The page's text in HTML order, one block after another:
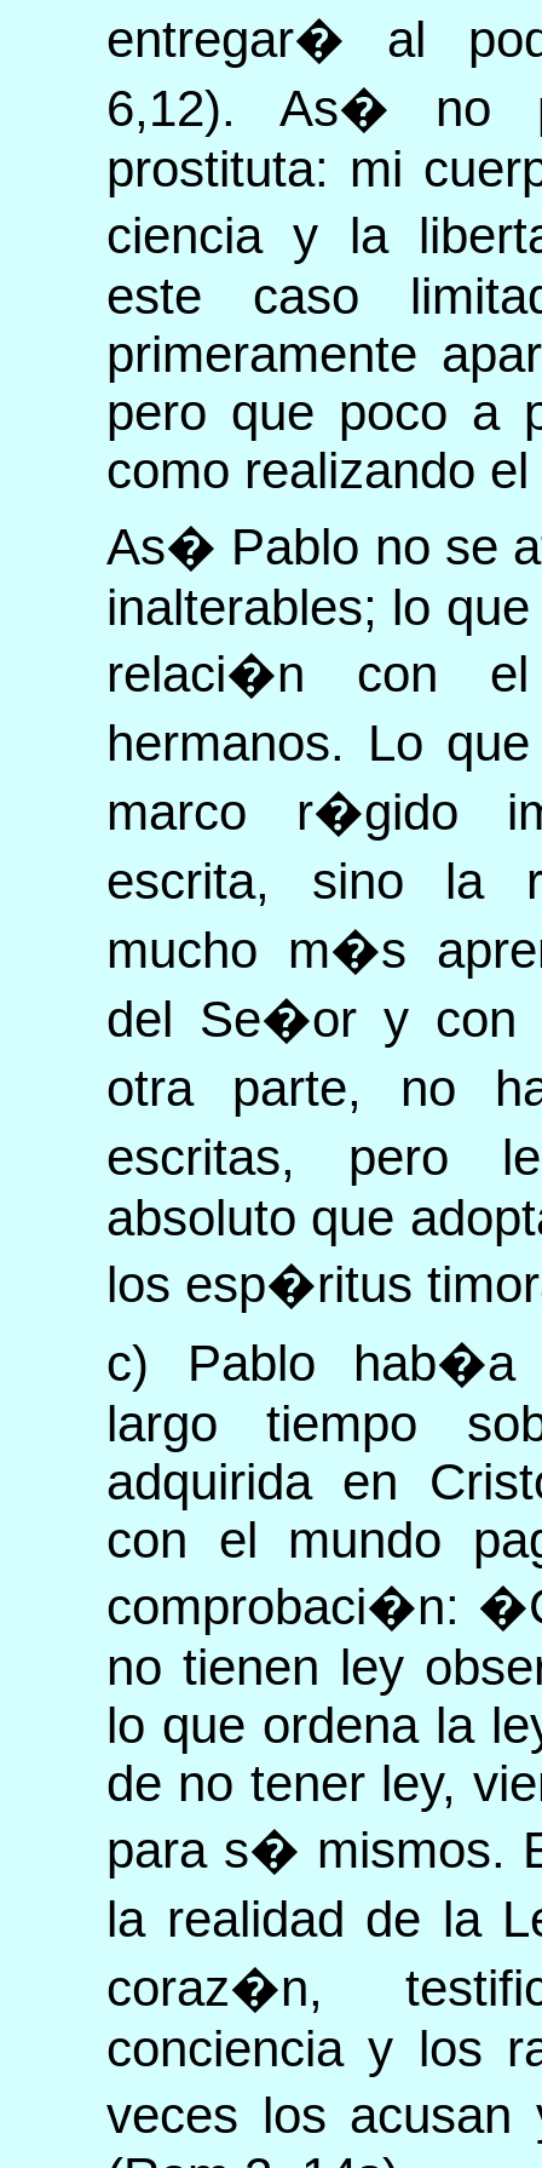
entregar� al
6,12). As� no
prostituta: mi
ciencia y la
este caso
primeramente
pero que poco a
como realizando
As� Pablo no se
inalterables; lo
relaci�n con
hermanos. Lo
marco r�gido
escrita, sino la
mucho m�s
del Se�or y con
otra parte, no
escritas, pero
absoluto que
los esp�ritus
c) Pablo hab�a
largo tiempo
adquirida en
con el mundo
comprobaci�n:
no tienen ley
lo que ordena la
de no tener ley,
para s� mismos.
la realidad de la
coraz�n,
conciencia y los
veces los